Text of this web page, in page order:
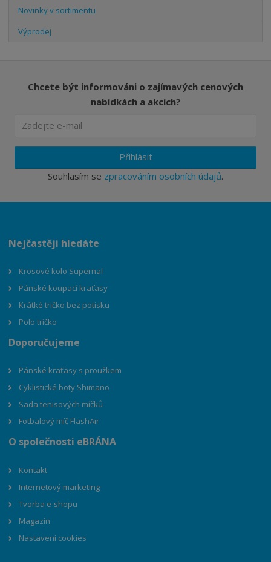
Novinky v sortimentu
Výprodej
Chcete být informováni o zajímavých cenových
nabídkách a akcích?
Přihlásit
Souhlasím se zpracováním osobních údajů.
Nejčastěji hledáte
Krosové kolo Supernal
Pánské koupací kraťasy
Krátké tričko bez potisku
Polo tričko
Doporučujeme
Pánské kraťasy s proužkem
Cyklistické boty Shimano
Sada tenisových míčků
Fotbalový míč FlashAir
O společnosti eBRÁNA
Kontakt
Internetový marketing
Tvorba e-shopu
Magazín
Nastavení cookies